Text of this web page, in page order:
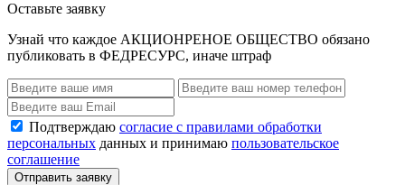
Оставьте заявку
Узнай что каждое АКЦИОНРЕНОЕ ОБЩЕСТВО обязано
публиковать в ФЕДРЕСУРС, иначе штраф
Подтверждаю согласие с правилами обработки
персональных данных и принимаю пользовательское
соглашение
Отправить заявку